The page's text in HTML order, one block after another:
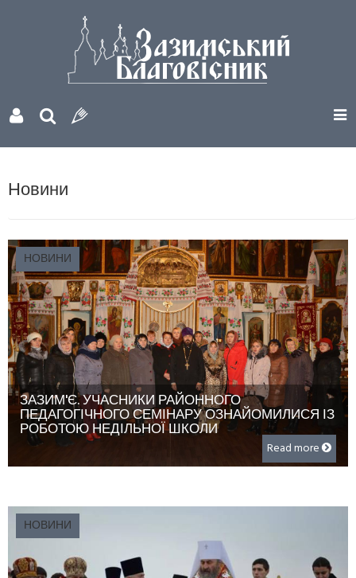
Новини
НОВИНИ
ЗАЗИМ'Є. УЧАСНИКИ РАЙОННОГО
ПЕДАГОГІЧНОГО СЕМІНАРУ ОЗНАЙОМИЛИСЯ ІЗ
РОБОТОЮ НЕДІЛЬНОЇ ШКОЛИ
Read more
НОВИНИ